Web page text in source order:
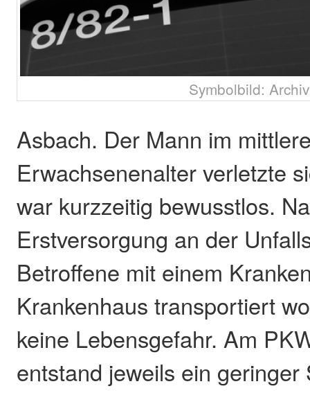
Symbolbild: Archiv
Asbach. Der Mann im
Erwachsenenalter verletzte
war kurzzeitig bewusstlos.
Erstversorgung an der
Betroffene mit einem
Krankenhaus transportiert
keine Lebensgefahr. Am
entstand jeweils ein geringer